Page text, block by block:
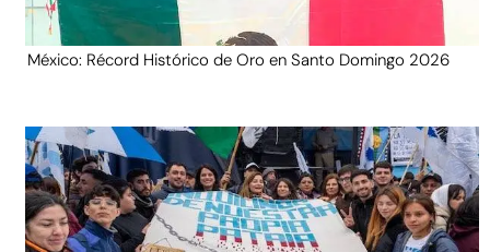
México: Récord Histórico de Oro en Santo Domingo 2026